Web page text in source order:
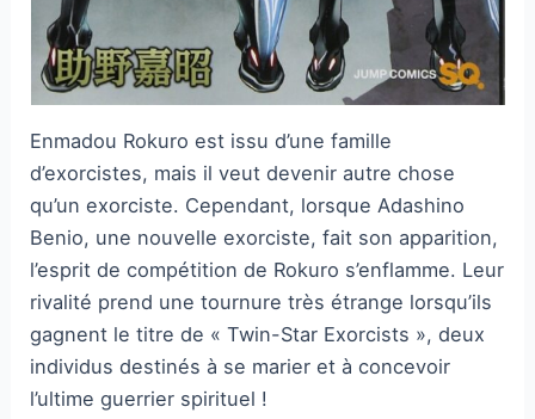
Enmadou Rokuro est issu d’une famille
d’exorcistes, mais il veut devenir autre chose
qu’un exorciste. Cependant, lorsque Adashino
Benio, une nouvelle exorciste, fait son apparition,
l’esprit de compétition de Rokuro s’enflamme. Leur
rivalité prend une tournure très étrange lorsqu’ils
gagnent le titre de « Twin-Star Exorcists », deux
individus destinés à se marier et à concevoir
l’ultime guerrier spirituel !